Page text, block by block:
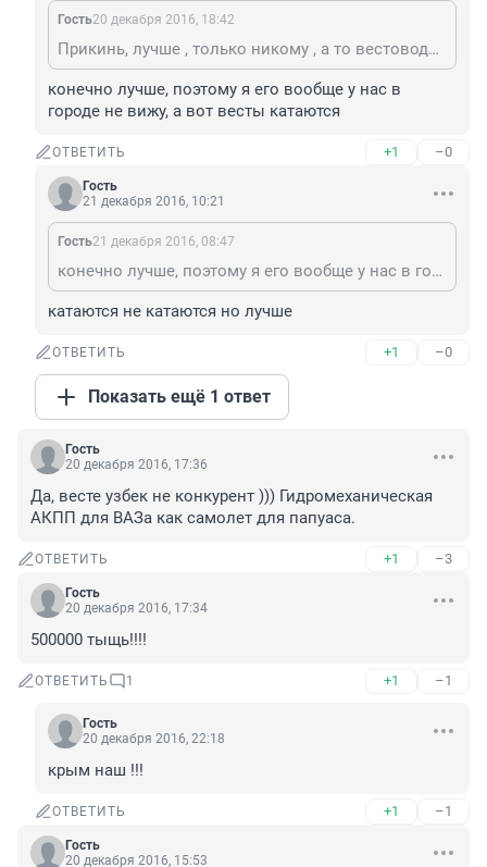
Гость20 декабря 2016, 18:42
Прикинь, лучше , только никому , а то вестоводы обидются!
конечно лучше, поэтому я его вообще у нас в
городе не вижу, а вот весты катаются
ОТВЕТИТЬ +1 –0
Гость
21 декабря 2016, 10:21
Гость21 декабря 2016, 08:47
конечно лучше, поэтому я его вообще у нас в городе не вижу, а вот весты катаются
катаются не катаются но лучше
ОТВЕТИТЬ +1 –0
Показать ещё 1 ответ
Гость
20 декабря 2016, 17:36
Да, весте узбек не конкурент ))) Гидромеханическая
АКПП для ВАЗа как самолет для папуаса.
ОТВЕТИТЬ +1 –3
Гость
20 декабря 2016, 17:34
500000 тыщь!!!!
ОТВЕТИТЬ 1 +1 –1
Гость
20 декабря 2016, 22:18
крым наш !!!
ОТВЕТИТЬ +1 –1
Гость
20 декабря 2016, 15:53